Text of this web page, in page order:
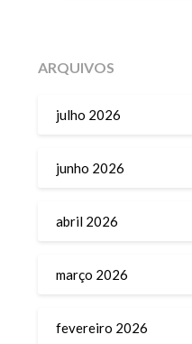
ARQUIVOS
julho 2026
junho 2026
abril 2026
março 2026
fevereiro 2026